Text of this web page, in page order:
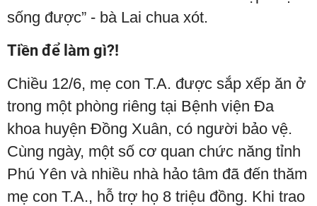
sống được” - bà Lai chua xót.
Tiền để làm gì?!
Chiều 12/6, mẹ con T.A. được sắp xếp ăn ở
trong một phòng riêng tại Bệnh viện Đa
khoa huyện Đồng Xuân, có người bảo vệ.
Cùng ngày, một số cơ quan chức năng tỉnh
Phú Yên và nhiều nhà hảo tâm đã đến thăm
mẹ con T.A., hỗ trợ họ 8 triệu đồng. Khi trao